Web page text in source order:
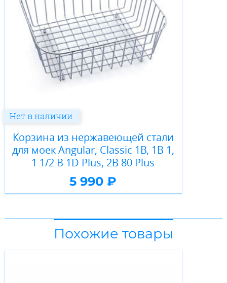
Корзина из нержавеющей стали
для моек Angular, Classic 1B, 1B 1,
1 1/2 B 1D Plus, 2B 80 Plus
5 990 ₽
Нет в наличии
Похожие товары